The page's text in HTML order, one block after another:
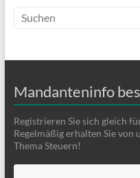
Mandanteninfo
Registrieren Sie sich gleich
Regelmäßig erhalten Sie
Thema Steuern!